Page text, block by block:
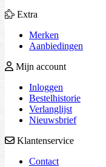
Extra
Merken
Aanbiedingen
Mijn account
Inloggen
Bestelhistorie
Verlanglijst
Nieuwsbrief
Klantenservice
Contact